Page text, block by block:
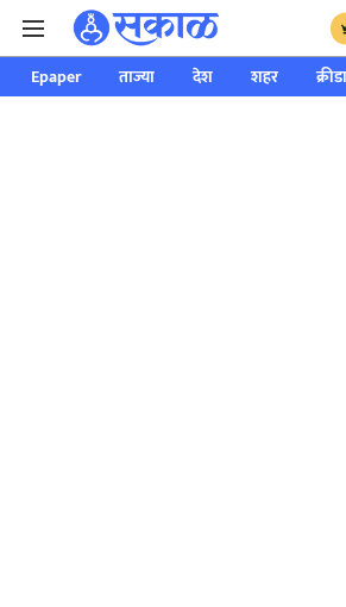
Epaper ताज्या देश शहर क्रीडा